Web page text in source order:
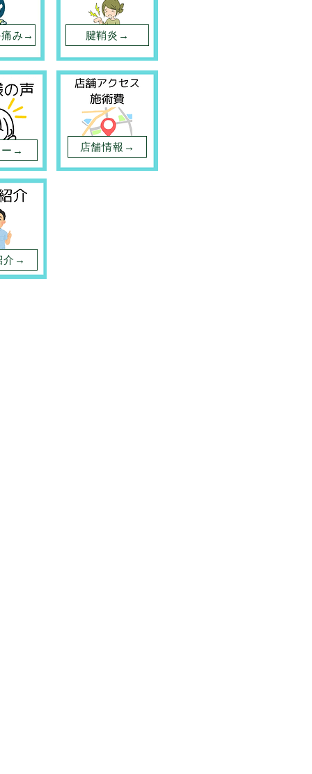
み→ 腱鞘炎→
ー→
介→
店舗情報→